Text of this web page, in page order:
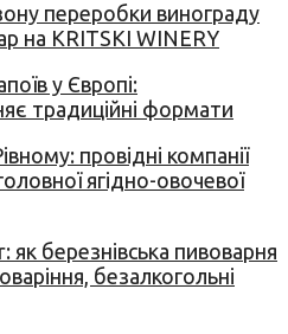
переробки винограду
на KRITSKI WINERY
у Європі:
традиційні формати
провідні компанії
ягідно-овочевої
як березнівська пивоварня
безалкогольні